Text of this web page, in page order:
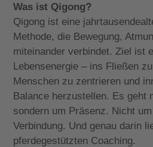
Was ist Qigong?
Qigong ist eine
Methode, die Bewegung,
miteinander verbindet. Ziel ist
Lebensenergie – ins Fließen
Menschen zu zentrieren und
Balance herzustellen. Es geht
sondern um Präsenz. Nicht
Verbindung. Und genau darin
pferdegestützten Coaching.